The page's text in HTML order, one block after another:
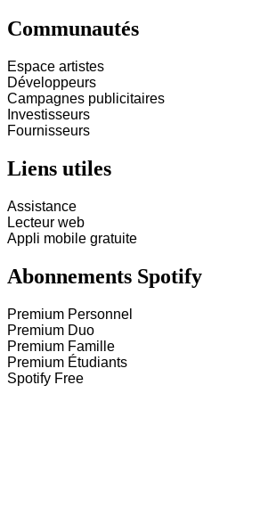
Communautés
Espace artistes
Développeurs
Campagnes publicitaires
Investisseurs
Fournisseurs
Liens utiles
Assistance
Lecteur web
Appli mobile gratuite
Abonnements Spotify
Premium Personnel
Premium Duo
Premium Famille
Premium Étudiants
Spotify Free